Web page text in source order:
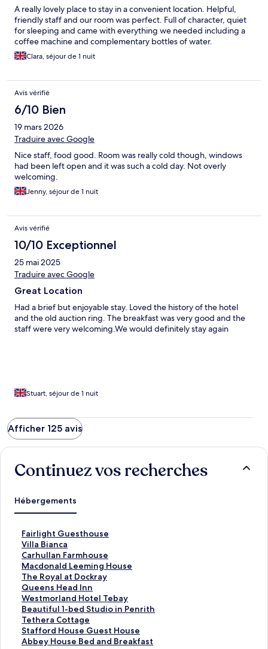
A really lovely place to stay in a convenient location. Helpful,
friendly staff and our room was perfect. Full of character, quiet
for sleeping and came with everything we needed including a
coffee machine and complementary bottles of water.
Clara, séjour de 1 nuit
Avis vérifié
6/10 Bien
19 mars 2026
Traduire avec Google
Nice staff, food good. Room was really cold though, windows
had been left open and it was such a cold day. Not overly
welcoming.
Jenny, séjour de 1 nuit
Avis vérifié
10/10 Exceptionnel
25 mai 2025
Traduire avec Google
Great Location
Had a brief but enjoyable stay. Loved the history of the hotel
and the old auction ring. The breakfast was very good and the
staff were very welcoming.We would definitely stay again
Stuart, séjour de 1 nuit
Afficher 125 avis
Continuez vos recherches
Hébergements
Fairlight Guesthouse
L
i
e
n
o
u
v
r
a
n
t
Villa Bianca
L
i
e
n
o
u
v
r
a
n
Carhullan Farmhouse
L
i
e
n
o
u
v
r
a
Macdonald Leeming House
L
i
e
n
o
u
v
r
The Royal at Dockray
L
i
e
n
o
u
v
Queens Head Inn
L
i
e
n
o
u
Westmorland Hotel Tebay
L
i
e
n
o
Beautiful 1-bed Studio in Penrith
L
i
e
n
Tethera Cottage
L
i
e
Stafford House Guest House
L
iAbbey House Bed and Breakfast
L